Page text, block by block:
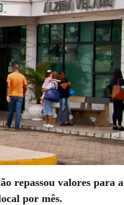
repassou valores para a
por mês.